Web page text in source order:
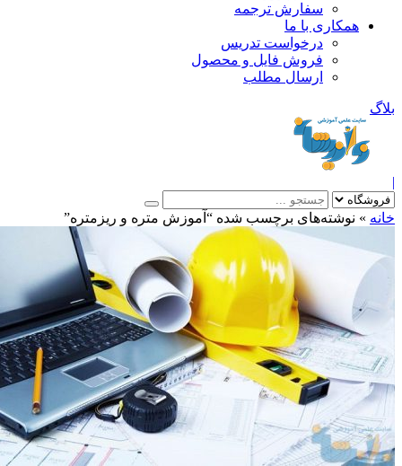
سفارش ترجمه
همکاری با ما
درخواست تدریس
فروش فایل و محصول
ارسال مطلب
»نوشته‌های برچسب شده “آموزش متره و ریزمتره”